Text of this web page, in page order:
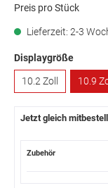
Preis pro Stück
Lieferzeit: 2-3
Displaygröße
10.2 Zoll
10.9
Jetzt gleich
Zubehör